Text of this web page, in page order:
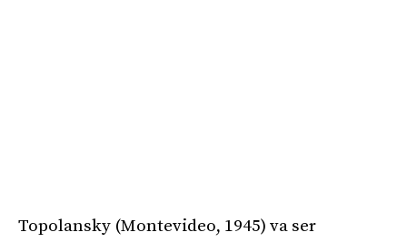
Topolansky (Montevideo, 1945) va ser